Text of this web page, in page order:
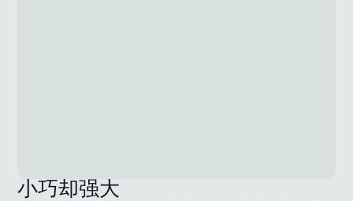
小巧却强大